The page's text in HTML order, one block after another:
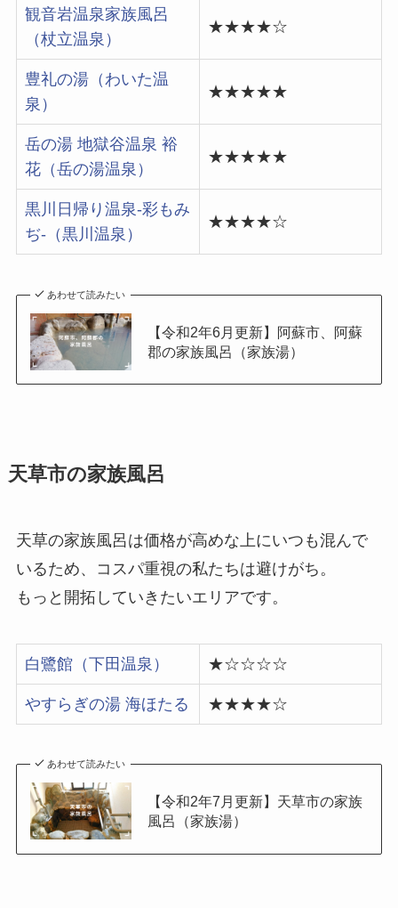
観音岩温泉家族風呂
（杖立温泉）
★★★★☆
豊礼の湯（わいた温
泉）
★★★★★
岳の湯 地獄谷温泉 裕
花（岳の湯温泉）
★★★★★
黒川日帰り温泉-彩もみ
ぢ-（黒川温泉）
★★★★☆
あわせて読みたい
【令和2年6月更新】阿蘇市、阿蘇
郡の家族風呂（家族湯）
天草市の家族風呂
天草の家族風呂は価格が高めな上にいつも混んで
いるため、コスパ重視の私たちは避けがち。
もっと開拓していきたいエリアです。
白鷺館（下田温泉） ★☆☆☆☆
やすらぎの湯 海ほたる ★★★★☆
あわせて読みたい
【令和2年7月更新】天草市の家族
風呂（家族湯）